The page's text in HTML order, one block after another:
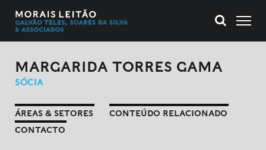
MARGARIDA TORRES GAMA
SÓCIA
ÁREAS & SETORES
CONTEÚDO RELACIONADO
CONTACTO